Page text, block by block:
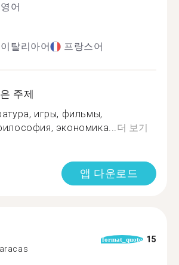
영어
이탈리아어 프랑스어
주제
игры, фильмы,
экономика...더 보기
앱 다운로드
format_quote 15